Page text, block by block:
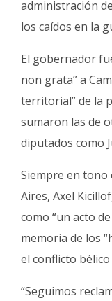
administración
los caídos en la
El gobernador
non grata” a
territorial” de la
sumaron las de
diputados como
Siempre en tono
Aires, Axel
como “un acto
memoria de los
el conflicto bélico
“Seguimos